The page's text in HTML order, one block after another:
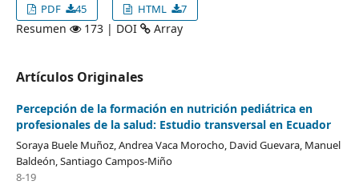
PDF
45 HTML 7
Resumen 173 | DOI Array
Artículos Originales
Percepción de la formación en nutrición pediátrica en
profesionales de la salud: Estudio transversal en Ecuador
Soraya Buele Muñoz, Andrea Vaca Morocho, David Guevara, Manuel
Baldeón, Santiago Campos-Miño
8-19